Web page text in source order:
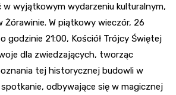
wyjątkowym wydarzeniu kulturalnym,
Żórawinie. W piątkowy wieczór, 26
godzinie 21:00, Kościół Trójcy Świętej
dla zwiedzających, tworząc
tej historycznej budowli w
odbywające się w magicznej